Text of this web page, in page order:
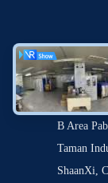
B Area
Taman
ShaanXi,